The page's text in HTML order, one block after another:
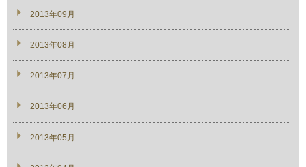
2013年09月
2013年08月
2013年07月
2013年06月
2013年05月